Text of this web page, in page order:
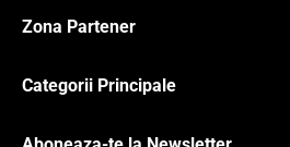
Zona Partener
Categorii Principale